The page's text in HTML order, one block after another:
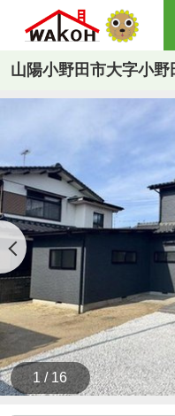
山陽小野田市大字小
1 / 16